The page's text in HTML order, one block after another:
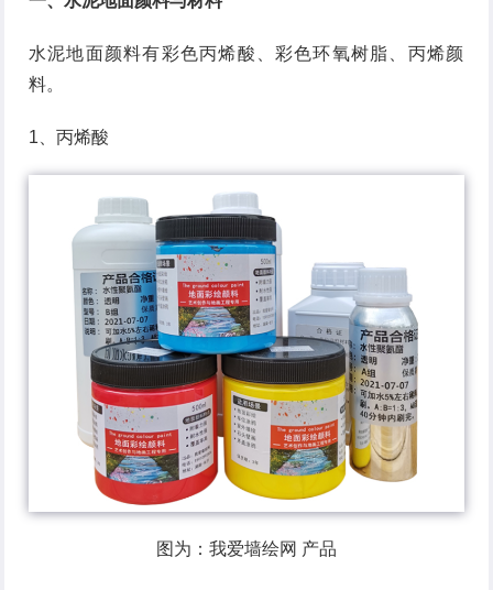
水泥地面颜料有彩色丙烯酸、彩色环氧树脂、丙烯颜
料。
1、丙烯酸
图为：我爱墙绘网 产品